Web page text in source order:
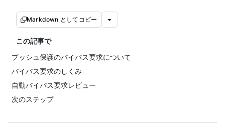
Markdown としてコピー
この記事で
プッシュ保護のバイパス要求について
バイパス要求のしくみ
自動バイパス要求レビュー
次のステップ